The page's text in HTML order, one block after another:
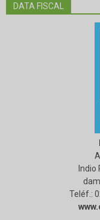
DATA FISCAL
Indio
Teléf.: